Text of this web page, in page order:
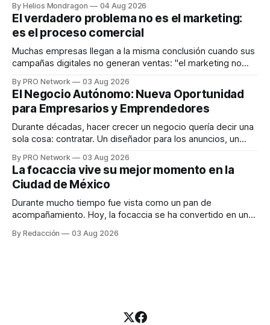
dispositivos inteligentes, inteligencia artificial y monitoreo
en tiempo real para ayudar a las personas a tomar mejores
decisiones sobre su salud metabólica. Su propuesta busca
responder
By Helios Mondragon 04 Aug 2026
El verdadero problema no es el marketing:
es el proceso comercial
Muchas empresas llegan a la misma conclusión cuando sus
campañas digitales no generan ventas: "el marketing no
INTERIUS, el problema suele estar en otro lugar. Durante
una entrevista para el podcast SER PRO, el especialista en
marketing digital explicó que
By PRO Network 03 Aug 2026
El Negocio Autónomo: Nueva Oportunidad
para Empresarios y Emprendedores
Durante décadas, hacer crecer un negocio quería decir una
sola cosa: contratar. Un diseñador para los anuncios, un
para los textos, alguien que supiera de publicidad digital
para encontrar prospectos, un vendedor para atender
llamadas y mensajes, y —con suerte— una persona
By PRO Network 03 Aug 2026
La focaccia vive su mejor momento en la
Ciudad de México
Durante mucho tiempo fue vista como un pan de
acompañamiento. Hoy, la focaccia se ha convertido en uno
artesanal, ingredientes de calidad y experiencias que
By Redacción 03 Aug 2026